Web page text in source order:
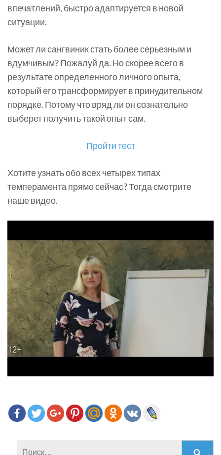
впечатлений, быстро адаптируется в новой
ситуации.
Может ли сангвиник стать более серьезным и
вдумчивым? Пожалуй да. Но скорее всего в
результате определенного личного опыта,
который его трансформирует в принудительном
порядке. Потому что вряд ли он сознательно
выберет получить такой опыт сам.
Пройти тест
Хотите узнать обо всех четырех типах
темперамента прямо сейчас? Тогда смотрите
наше видео.